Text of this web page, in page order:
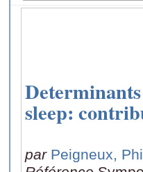
sleep:
par Peigneux,